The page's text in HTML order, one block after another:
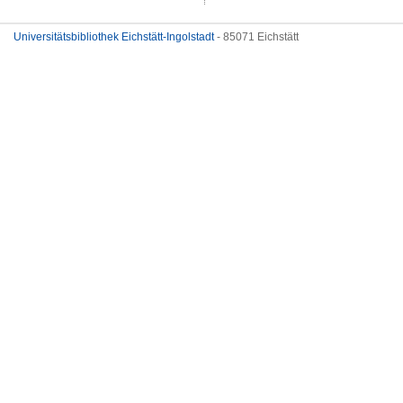
Universitätsbibliothek Eichstätt-Ingolstadt- 85071 Eichstätt